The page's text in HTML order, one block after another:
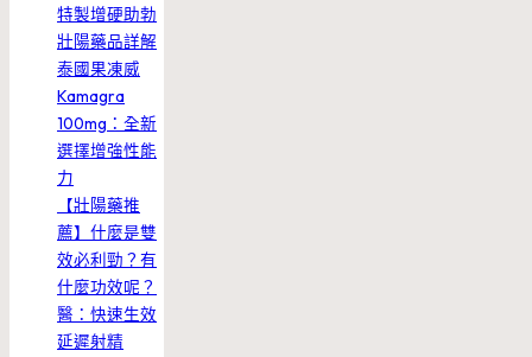
特製增硬助勃
壯陽藥品詳解
泰國果凍威
Kamagra
100mg：全新
選擇增強性能
力
【壯陽藥推
薦】什麼是雙
效必利勁？有
什麼功效呢？
醫：快速生效
延遲射精